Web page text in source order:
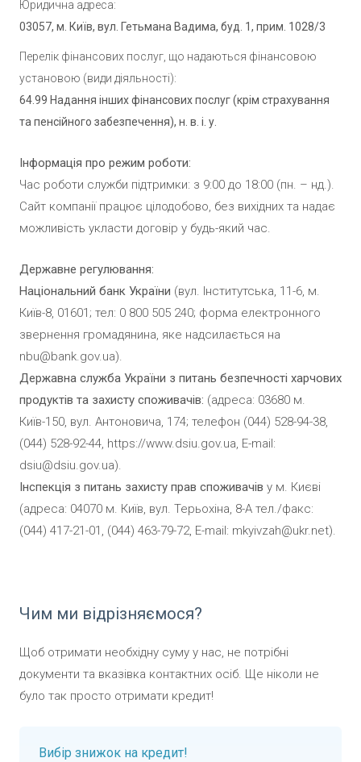
Юридична адреса:
03057, м. Київ, вул. Гетьмана Вадима, буд. 1, прим. 1028/3
Перелік фінансових послуг, що надаються фінансовою
установою (види діяльності):
64.99 Надання інших фінансових послуг (крім страхування
та пенсійного забезпечення), н. в. i. у.
Інформація про режим роботи:
Час роботи служби підтримки: з 9:00 до 18:00 (пн. – нд.).
Сайт компанії працює цілодобово, без вихідних та надає
можливість укласти договір у будь-який час.
Державне регулювання:
Національний банк України (вул. Інститутська, 11-6, м.
Київ-8, 01601; тел: 0 800 505 240; форма електронного
звернення громадянина, яке надсилається на
nbu@bank.gov.ua).
Державна служба України з питань безпечності харчових
продуктів та захисту споживачів: (адреса: 03680 м.
Київ-150, вул. Антоновича, 174; телефон (044) 528-94-38,
(044) 528-92-44, https://www.dsiu.gov.ua, E-mail:
dsiu@dsiu.gov.ua).
Інспекція з питань захисту прав споживачів у м. Києві
(адреса: 04070 м. Київ, вул. Терьохіна, 8-А тел./факс:
(044) 417-21-01 , (044) 463-79-72, E-mail: mkyivzah@ukr.net).
Чим ми відрізняємося?
Щоб отримати необхідну суму у нас, не потрібні
документи та вказівка ​​контактних осіб. Ще ніколи не
було так просто отримати кредит!
Вибір знижок на кредит!